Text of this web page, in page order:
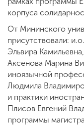
корпуса
От Мининского
присутствовали:
Эльвира
Аксенова Марина
иноязычной
Людмила
и практики
Плисов Евгений
программы